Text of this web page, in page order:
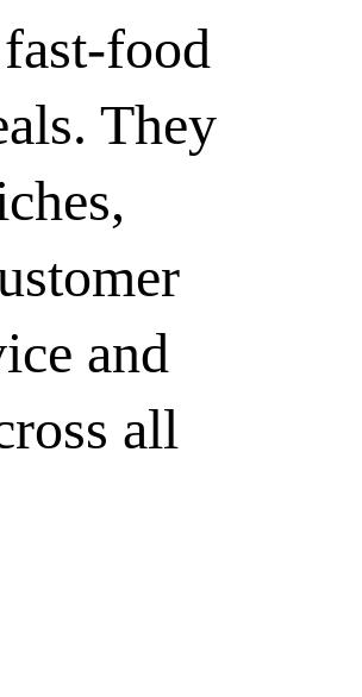
food
They
and
all